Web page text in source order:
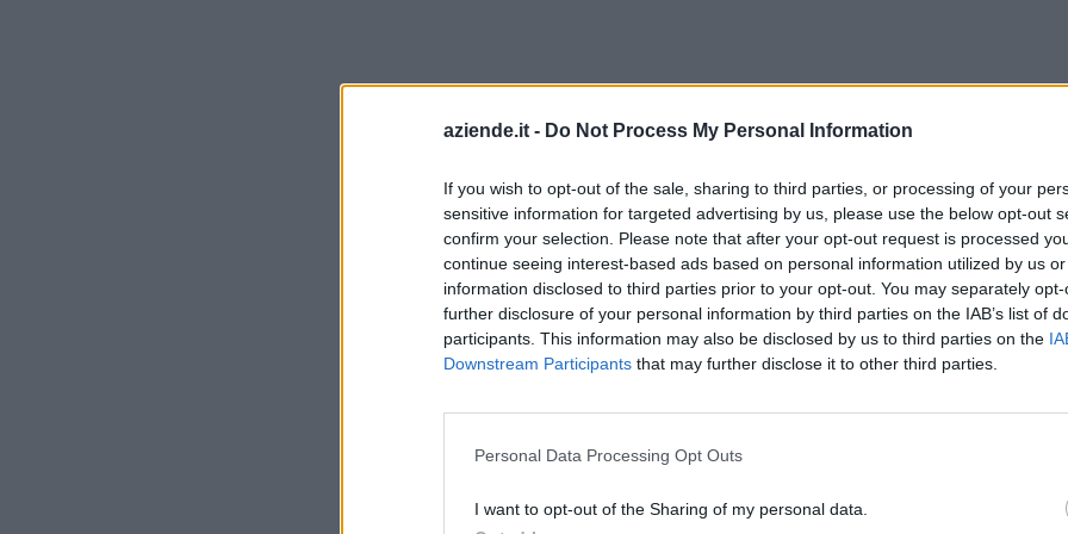
aziende.it - Do Not Process My Personal Information
If you wish to opt-out of the sale, sharing to third parties, or processing of your
sensitive information for targeted advertising by us, please use the below opt-out
confirm your selection. Please note that after your opt-out request is processed
continue seeing interest-based ads based on personal information utilized by us
information disclosed to third parties prior to your opt-out. You may separately
further disclosure of your personal information by third parties on the IAB’s list of
participants. This information may also be disclosed by us to third parties on the
Downstream Participants that may further disclose it to other third parties.
Personal Data Processing Opt Outs
I want to opt-out of the Sharing of my personal data.
Procedura dettagliata per la registrazione del
codice di fatturazione
Associare il codice destinatario alla propria attività è facile e richiede
minuti. Ecco gli step previsti per unacorretta registrazione:
accessoalla piattaforma dell'Agenzia delle Entrate